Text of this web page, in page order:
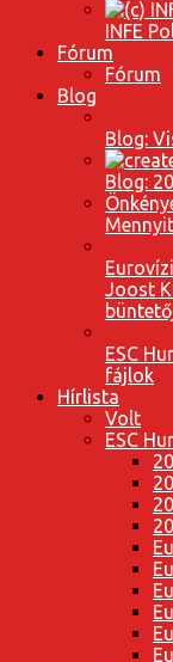
INFE
Fórum
Fórum
Blog
Blog:
Blog:
Joost
ESC
fájlok
Hírlista
Volt
ESC